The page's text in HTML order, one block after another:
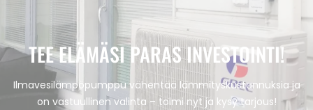
TEE ELÄMÄSI PARAS INVESTOINTI!
Ilmavesilämpöpumppu vähentää lämmityskustannuksia ja
on vastuullinen valinta – toimi nyt ja kysy tarjous!